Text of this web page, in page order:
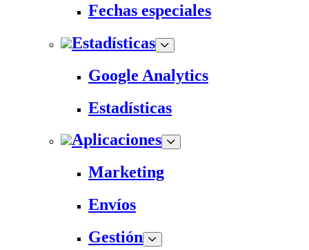
Fechas especiales
Estadísticas
Google Analytics
Estadísticas
Aplicaciones
Marketing
Envíos
Gestión